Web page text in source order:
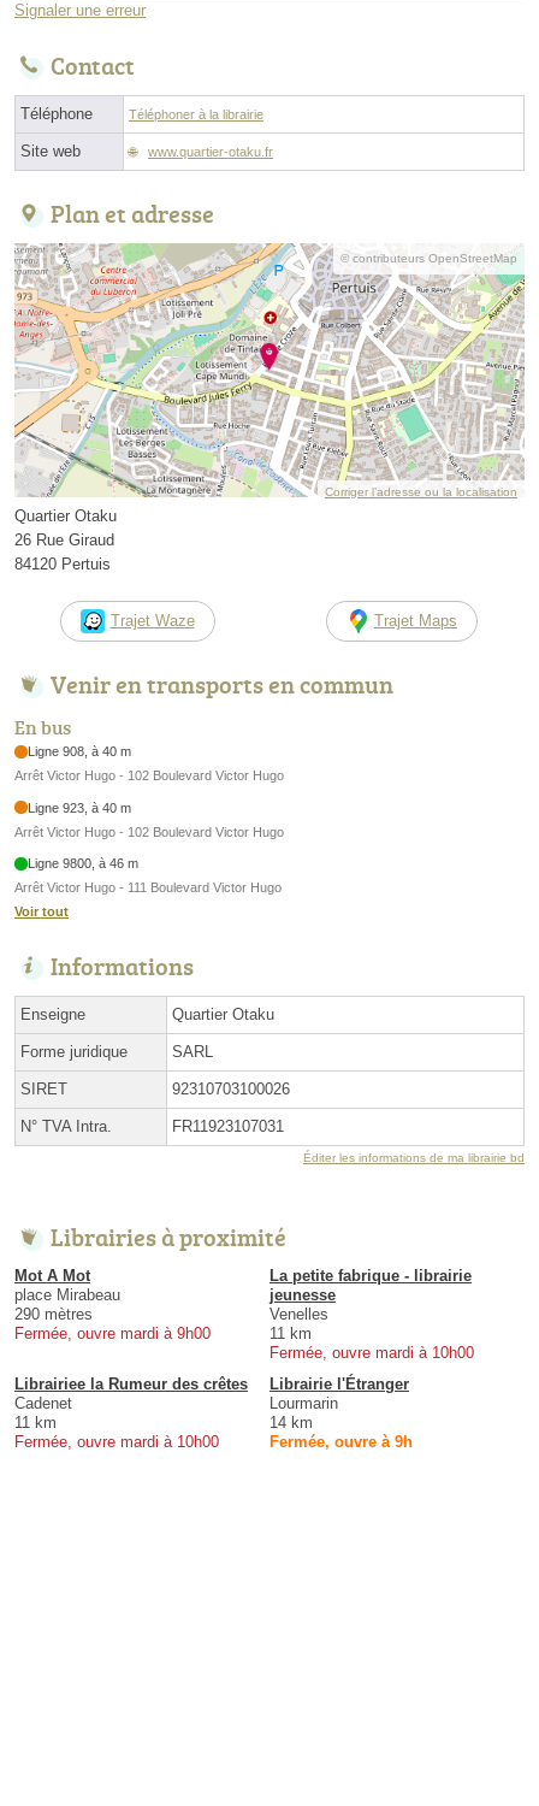
Signaler une erreur
Contact
Téléphone Téléphoner à la librairie
Site web www.quartier-otaku.fr
Plan et adresse
© contributeurs OpenStreetMap
Corriger l’adresse ou la localisation
Quartier Otaku
26 Rue Giraud
84120 Pertuis
Trajet Waze Trajet Maps
Venir en transports en commun
En bus
Ligne 908, à 40 m
Arrêt Victor Hugo - 102 Boulevard Victor Hugo
Ligne 923, à 40 m
Arrêt Victor Hugo - 102 Boulevard Victor Hugo
Ligne 9800, à 46 m
Arrêt Victor Hugo - 111 Boulevard Victor Hugo
Voir tout
Informations
Enseigne Quartier Otaku
Forme juridique SARL
SIRET 92310703100026
N° TVA Intra. FR11923107031
Éditer les informations de ma librairie bd
Librairies à proximité
Mot A Mot
place Mirabeau
290 mètres
Fermée, ouvre mardi à 9h00
La petite fabrique - librairie
jeunesse
Venelles
11 km
Fermée, ouvre mardi à 10h00
Librairiee la Rumeur des crêtes
Cadenet
11 km
Fermée, ouvre mardi à 10h00
Librairie l'Étranger
Lourmarin
14 km
Fermée, ouvre à 9h